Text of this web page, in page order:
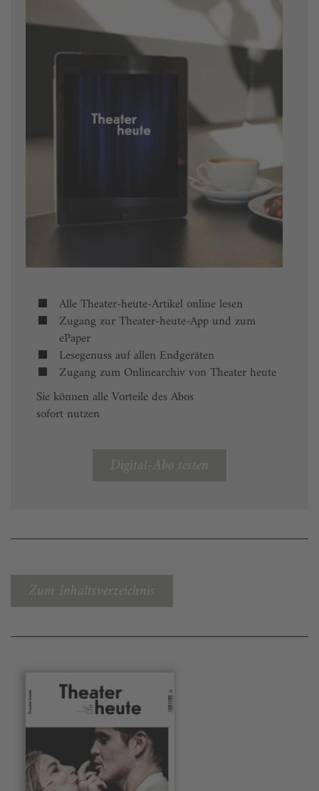
Alle Theater-heute-Artikel online lesen
Zugang zur Theater-heute-App und zum
ePaper
Lesegenuss auf allen Endgeräten
Zugang zum Onlinearchiv von Theater heute
Sie können alle Vorteile des Abos
sofort nutzen
Digital-Abo testen
Zum Inhaltsverzeichnis